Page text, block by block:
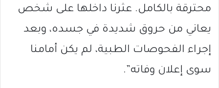
محترقة بالكامل. عثرنا داخلها على شخص
يعاني من حروق شديدة في جسده، وبعد
إجراء الفحوصات الطبية، لم يكن أمامنا
سوى إعلان وفاته”.